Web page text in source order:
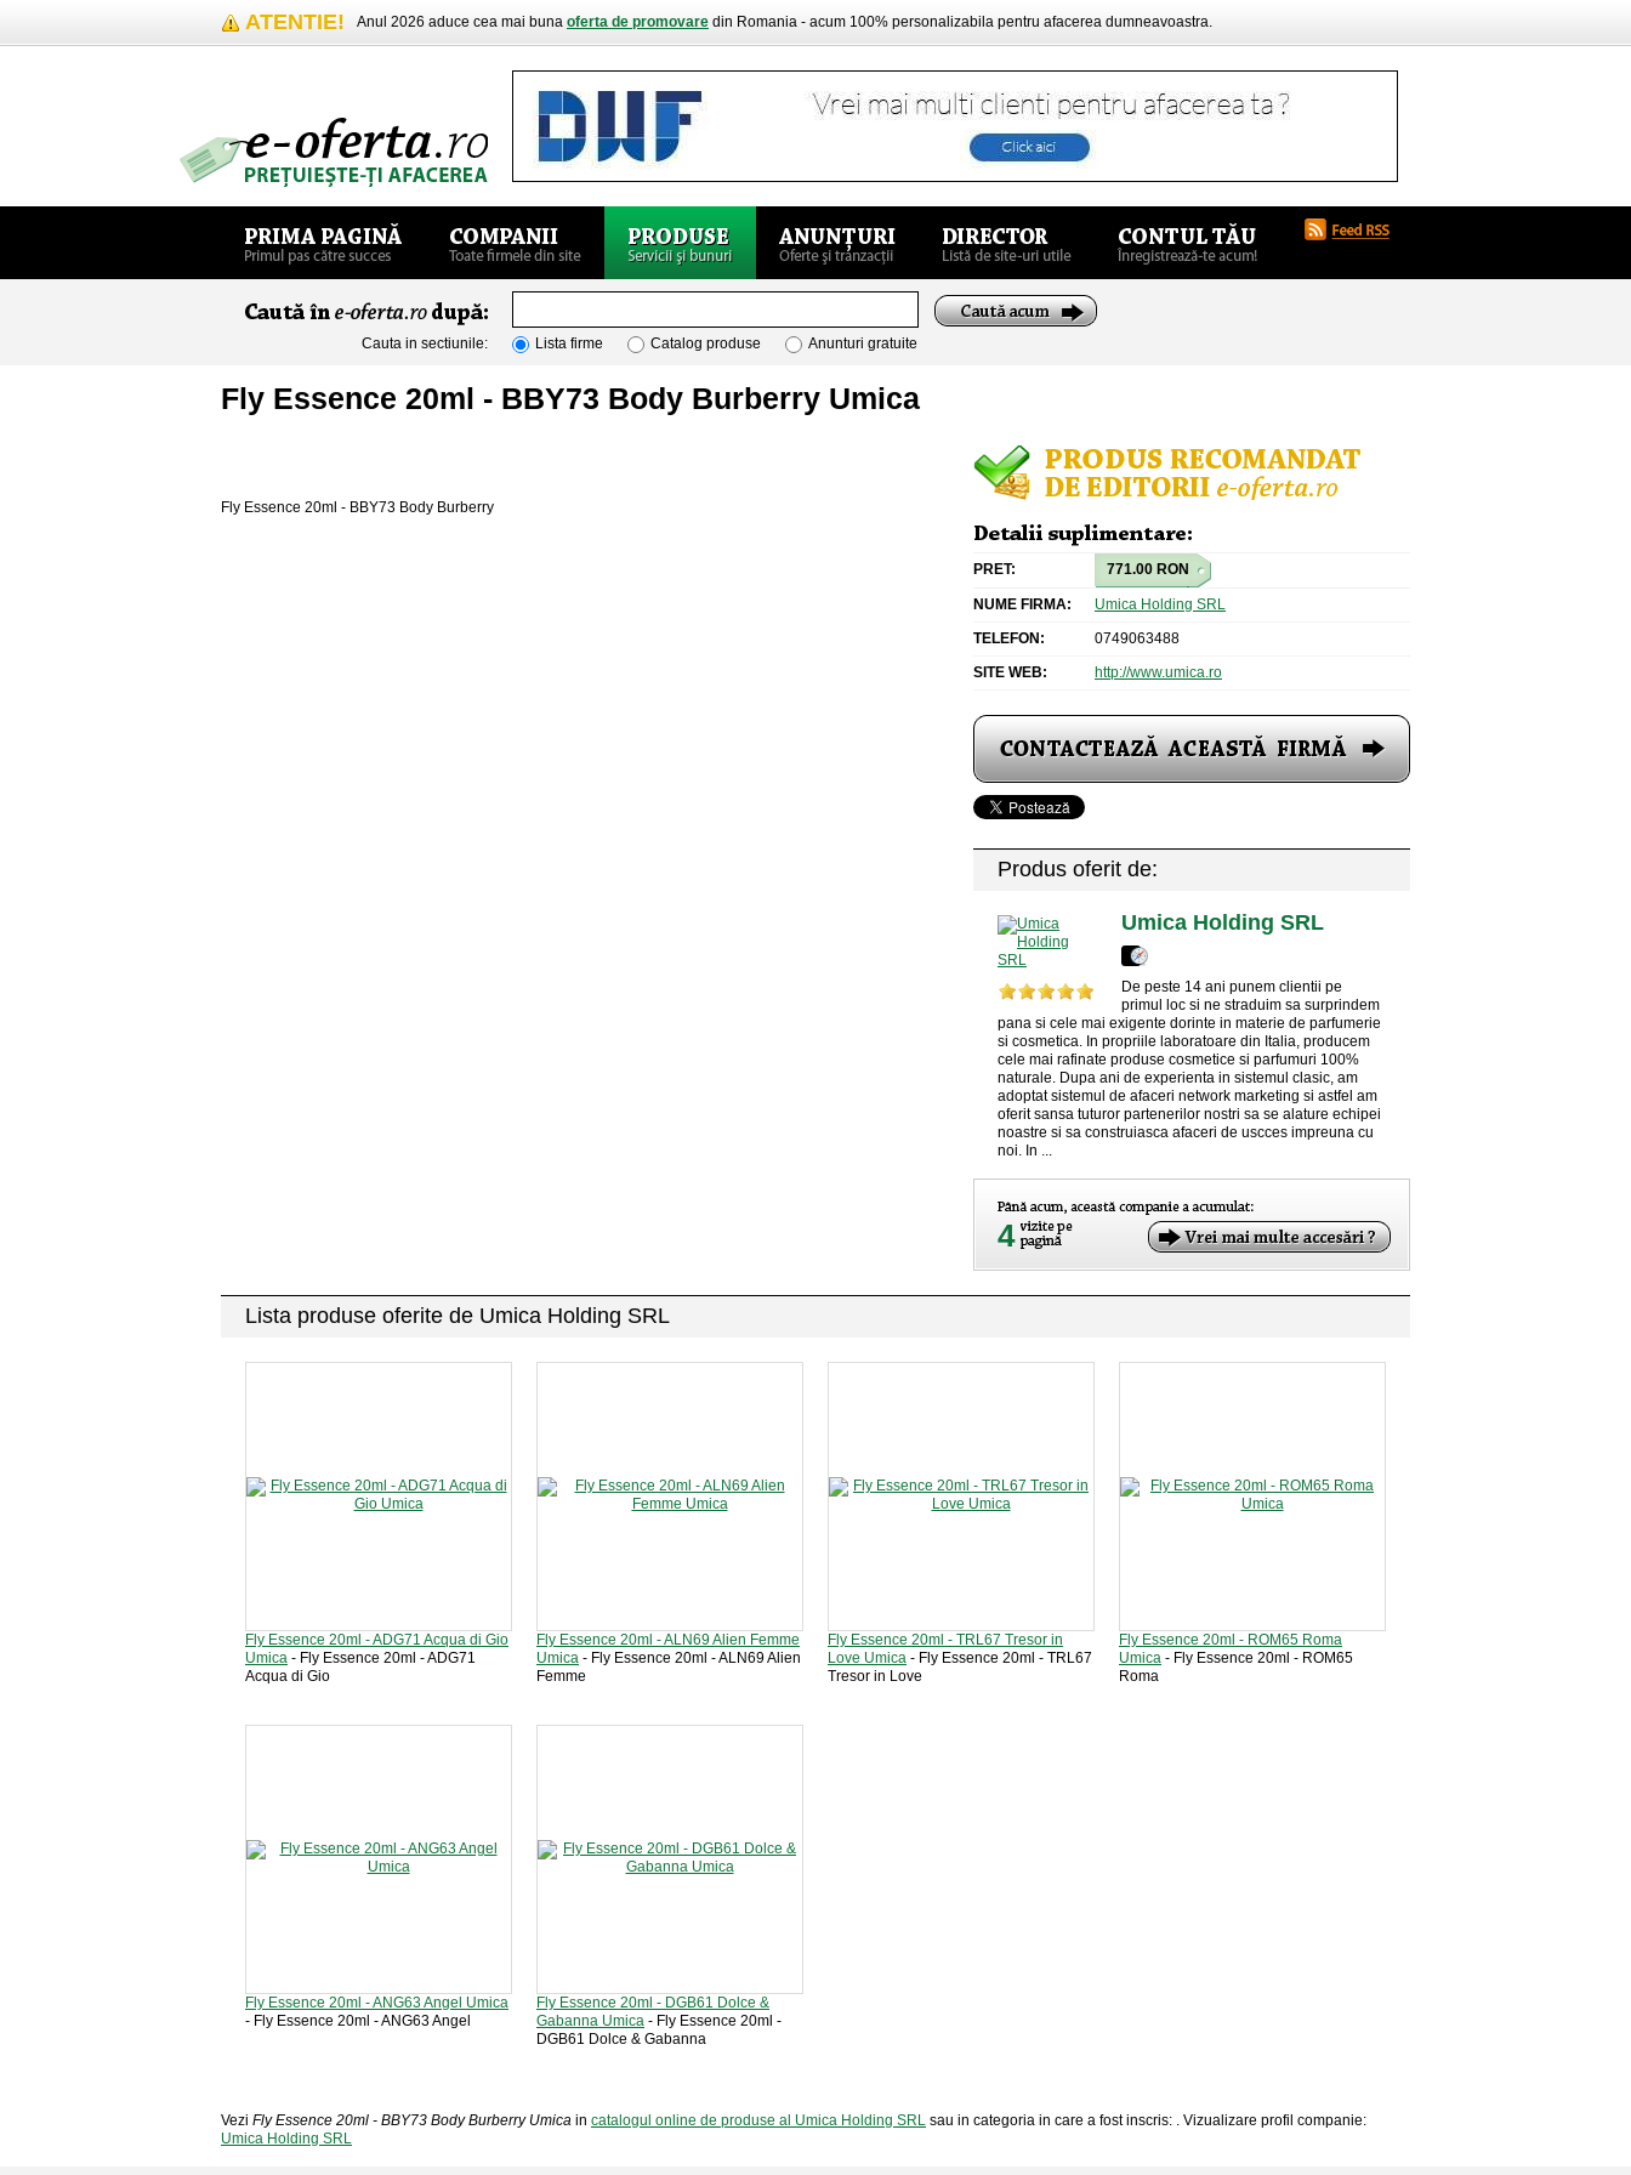
ATENTIE! Anul 2026 aduce cea mai buna oferta de promovare din Romania - acum 100% personalizabila pentru afacerea dumneavoastra.
Cauta in sectiunile: Lista firme Catalog produse Anunturi gratuite
Fly Essence 20ml - BBY73 Body Burberry Umica
Fly Essence 20ml - BBY73 Body Burberry
PRET: 771.00 RON
NUME FIRMA:
Umica Holding SRL
TELEFON:
0749063488
SITE WEB:
http://www.umica.ro
Produs oferit de:
Umica Holding SRL
De peste 14 ani punem clientii pe
primul loc si ne straduim sa surprindem
pana si cele mai exigente dorinte in materie de parfumerie
si cosmetica. In propriile laboratoare din Italia, producem
cele mai rafinate produse cosmetice si parfumuri 100%
naturale. Dupa ani de experienta in sistemul clasic, am
adoptat sistemul de afaceri network marketing si astfel am
oferit sansa tuturor partenerilor nostri sa se alature echipei
noastre si sa construiasca afaceri de uscces impreuna cu
noi. In ...
4
Lista produse oferite de Umica Holding SRL
Fly Essence 20ml - ADG71 Acqua di Gio
Umica - Fly Essence 20ml - ADG71
Acqua di Gio
Fly Essence 20ml - ALN69 Alien Femme
Umica - Fly Essence 20ml - ALN69 Alien
Femme
Fly Essence 20ml - TRL67 Tresor in
Love Umica - Fly Essence 20ml - TRL67
Tresor in Love
Fly Essence 20ml - ROM65 Roma
Umica - Fly Essence 20ml - ROM65
Roma
Fly Essence 20ml - ANG63 Angel Umica
- Fly Essence 20ml - ANG63 Angel
Fly Essence 20ml - DGB61 Dolce &
Gabanna Umica - Fly Essence 20ml -
DGB61 Dolce & Gabanna
Vezi Fly Essence 20ml - BBY73 Body Burberry Umica in catalogul online de produse al Umica Holding SRL sau in categoria in care a fost inscris: . Vizualizare profil companie:
Umica Holding SRL